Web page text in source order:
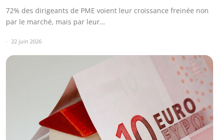
72% des dirigeants de PME voient leur croissance freinée non
par le marché, mais par leur…
22 juin 2026